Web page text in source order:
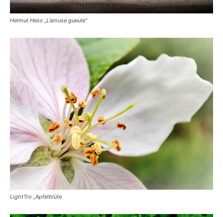
Helmut Hess „L’amuse gueule“
LightTro „Apfelblüte